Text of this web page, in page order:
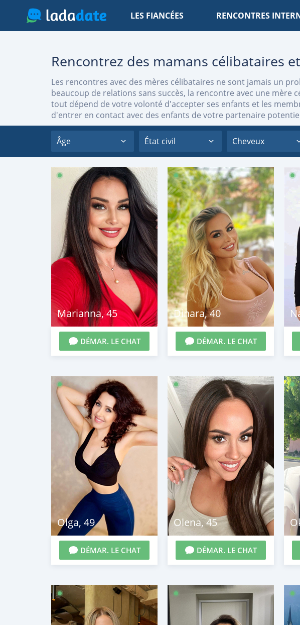
LES FIANCÉES RENCONTRES
Rencontrez des mamans célibataires
Les rencontres avec des mères célibataires ne sont jamais un
beaucoup de relations sans succès, la rencontre avec une
tout dépend de votre volonté d'accepter ses enfants et les
d'entrer en contact avec des enfants de votre partenaire
Âge État civil Cheveux
Marianna,45
DÉMAR. LE CHAT
Dinara,40
DÉMAR. LE CHAT
Olga, 49
DÉMAR. LE CHAT
Olena,45
DÉMAR. LE CHAT